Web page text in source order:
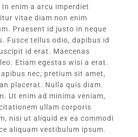
enim a arcu imperdiet
vitae diam non enim
Praesent id justo in neque
Fusce tellus odio, dapibus id
id erat. Maecenas
Etiam egestas wisi a erat.
nec, pretium sit amet,
placerat. Nulla quis diam.
Ut enim ad minima veniam,
ullam corporis
nisi ut aliquid ex ea commodi
aliquam vestibulum ipsum.